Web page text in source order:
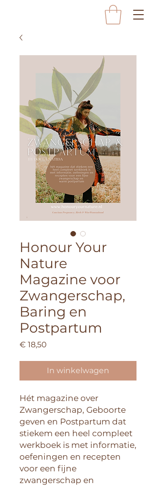
Honour Your
Nature
Magazine voor
Zwangerschap,
Baring en
Postpartum
€ 18,50
In winkelwagen
Hét magazine over
Zwangerschap, Geboorte
geven en Postpartum dat
stiekem een heel compleet
werkboek is met informatie,
oefeningen en recepten
voor een fijne
zwangerschap en